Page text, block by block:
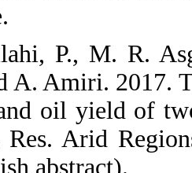
33.
Kheiri and
on grain
Crop Sci.
with English